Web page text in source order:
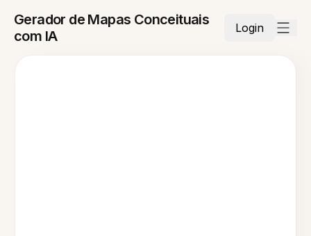
Gerador de Mapas Conceituais
com IA
Login